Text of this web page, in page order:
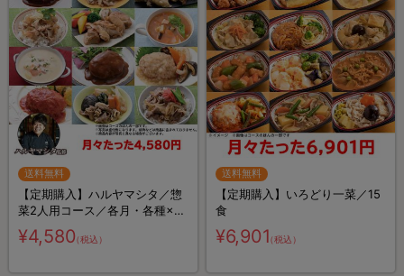
送料無料
【定期購入】ハルヤマシタ／惣
菜2人用コース／各月・各種×2
袋 計8袋
¥4,580（税込）
送料無料
【定期購入】いろどり一菜／15
食
¥6,901（税込）